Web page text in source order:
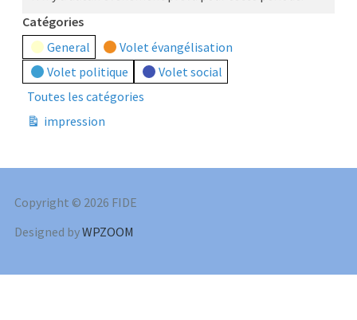
Catégories
General
Volet évangélisation
Volet politique
Volet social
Toutes les catégories
Vue
impression
Copyright © 2026 FIDE
Designed byWPZOOM